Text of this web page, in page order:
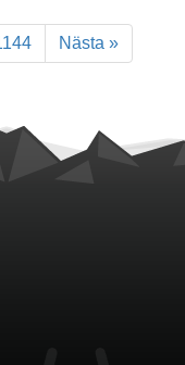
Nästa »